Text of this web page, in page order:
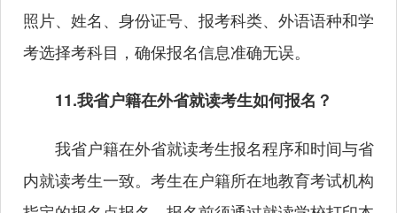
照片、姓名、身份证号、报考科类、外语语种和学
考选择考科目，确保报名信息准确无误。
11.我省户籍在外省就读考生如何报名？
我省户籍在外省就读考生报名程序和时间与省
内就读考生一致。考生在户籍所在地教育考试机构